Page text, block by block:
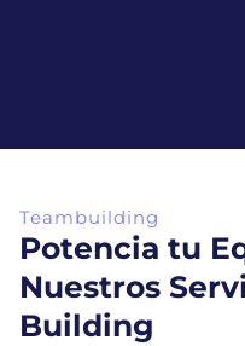
Teambuilding
Potencia tu
Nuestros
Building